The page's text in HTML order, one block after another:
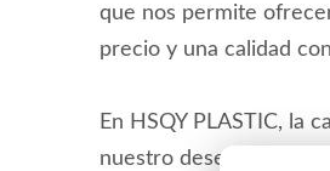
que nos permite
precio y una calidad
En HSQY PLASTIC, la
nuestro desempeño